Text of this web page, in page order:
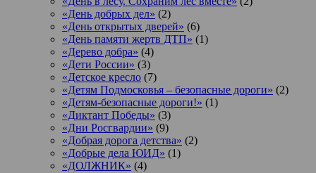
«День добрых дел» (2)
«День открытых дверей» (6)
«День памяти жертв ДТП» (1)
«Дерево добра» (4)
«Дети России» (3)
«Детское кресло (7)
«Детям Подмосковья – безопасные дороги» (2)
«Детям-безопасные дороги!» (1)
«Диктант Победы» (3)
«Дни Росгвардии» (9)
«Добрая дорога детства» (2)
«Добрые дела ЮИД» (1)
«ДОЛЖНИК» (4)